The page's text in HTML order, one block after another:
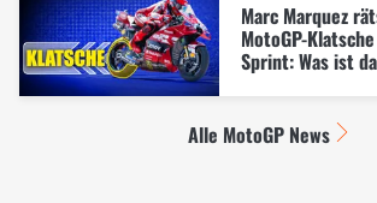
Marc Marquez
MotoGP-
Sprint: Was ist
Alle MotoGP News